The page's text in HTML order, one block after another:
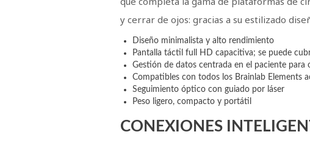
y cerrar de ojos: gracias a su estilizado
Diseño minimalista y alto rendimiento
Pantalla táctil full HD capacitiva; se puede
Gestión de datos centrada en el paciente
Compatibles con todos los Brainlab Elements
Seguimiento óptico con guiado por láser
Peso ligero, compacto y portátil
CONEXIONES